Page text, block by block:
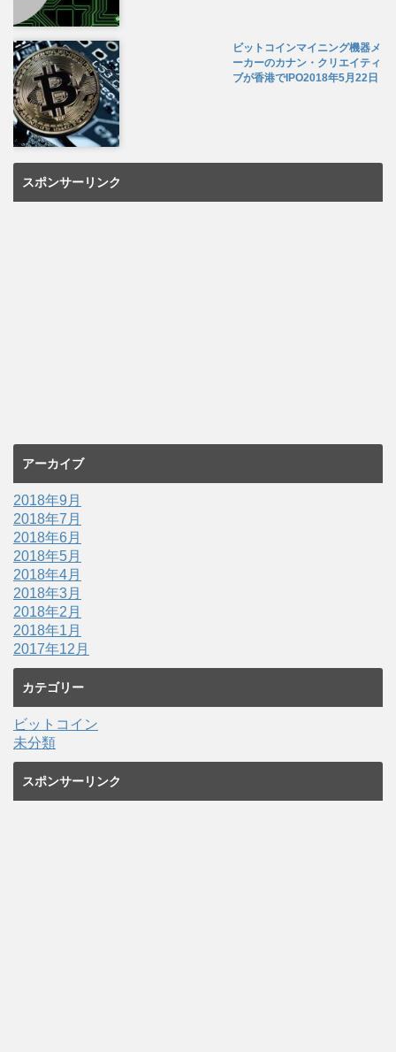
ビットコインマイニング機器メ
ーカーのカナン・クリエイティ
ブが香港でIPO2018年5月22日
スポンサーリンク
アーカイブ
2018年9月
2018年7月
2018年6月
2018年5月
2018年4月
2018年3月
2018年2月
2018年1月
2017年12月
カテゴリー
ビットコイン
未分類
スポンサーリンク